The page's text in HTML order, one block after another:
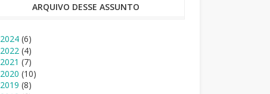
ARQUIVO DESSE ASSUNTO
2024(6)
2022(4)
2021(7)
2020(10)
2019(8)